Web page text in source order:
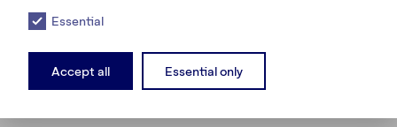
© VšĮ Dokumedija 2020/25.Privacy policy
Essential
Accept all Essential only